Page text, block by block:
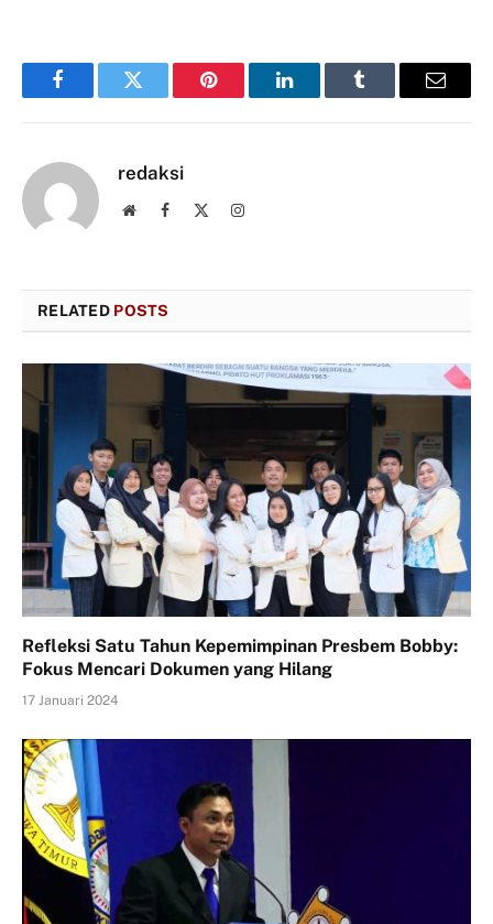
FacebookTwitter Pinterest LinkedInTumblr Email
redaksi
WebsiteFacebook Instagram
RELATED POSTS
Refleksi Satu Tahun Kepemimpinan Presbem Bobby:
Fokus Mencari Dokumen yang Hilang
17 Januari 2024